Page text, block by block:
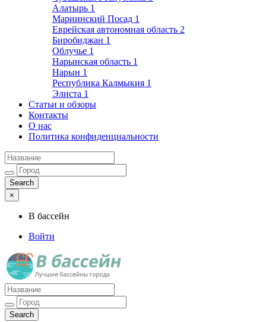
Алатырь 1
Мариинский Посад 1
Еврейская автономная область 2
Биробиджан 1
Облучье 1
Нарынская область 1
Нарын 1
Республика Калмыкия 1
Элиста 1
Статьи и обзоры
Контакты
О нас
Политика конфиденциальности
×
В бассейн
Войти
Лучшие бассейны города